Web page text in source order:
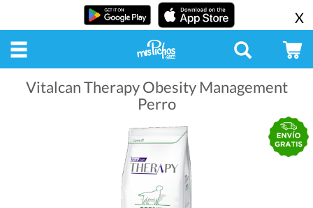
X
Vitalcan Therapy Obesity Management
Perro